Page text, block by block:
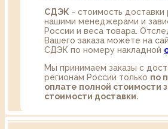
СДЭК - стоимость доставки
нашими менеджерами и
России и веса товара.
Вашего заказа можете на
СДЭК по номеру накладной
Мы принимаем заказы с
регионам России только по
оплате полной стоимости
стоимости доставки.